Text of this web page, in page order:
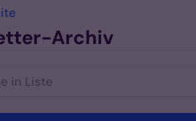
Archiv